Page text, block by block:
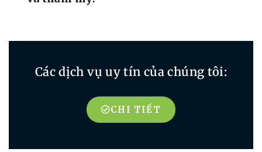
Các dịch vụ uy tín của chúng tôi:
CHI TIẾT